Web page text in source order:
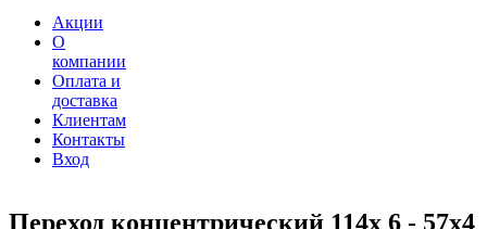
Акции
О
компании
Оплата и
доставка
Клиентам
Контакты
Вход
Переход концентрический 114х 6 - 57х4